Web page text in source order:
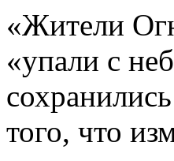
«Жители
«упали с
того, что